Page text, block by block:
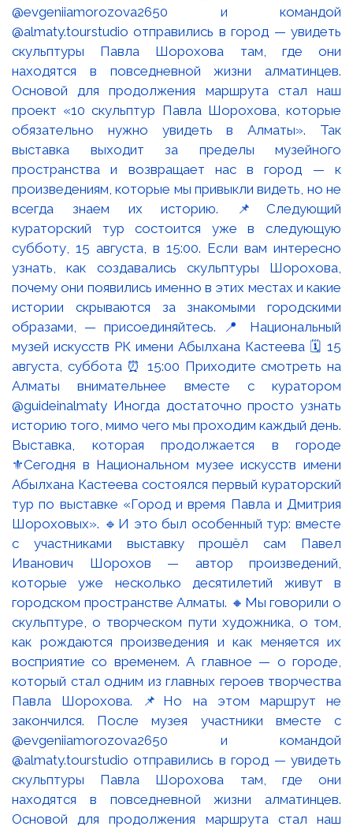
Выставка, которая продолжается в городе
⚜️Сегодня в Национальном музее искусств имени
Абылхана Кастеева состоялся первый кураторский
тур по выставке «Город и время Павла и Дмитрия
Шороховых». 🔹И это был особенный тур: вместе
с участниками выставку прошёл сам Павел
Иванович Шорохов — автор произведений,
которые уже несколько десятилетий живут в
городском пространстве Алматы. 🔸Мы говорили о
скульптуре, о творческом пути художника, о том,
как рождаются произведения и как меняется их
восприятие со временем. А главное — о городе,
который стал одним из главных героев творчества
Павла Шорохова. 📌Но на этом маршрут не
закончился. После музея участники вместе с
@evgeniiamorozova2650 и командой
@almaty.tourstudio отправились в город — увидеть
скульптуры Павла Шорохова там, где они
находятся в повседневной жизни алматинцев.
Основой для продолжения маршрута стал наш